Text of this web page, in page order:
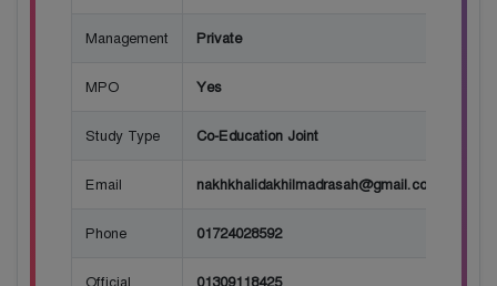
Management Private
MPO Yes
Study Type Co-Education Joint
Email nakhkhalidakhilmadrasah@gmail.com
Phone 01724028592
Official
01309118425